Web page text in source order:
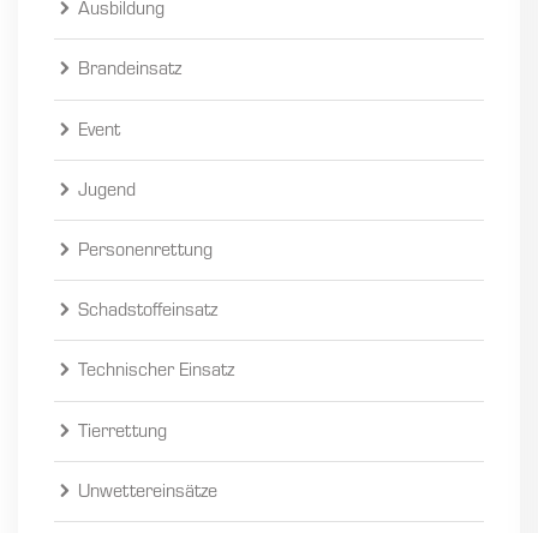
Ausbildung
Brandeinsatz
Event
Jugend
Personenrettung
Schadstoffeinsatz
Technischer Einsatz
Tierrettung
Unwettereinsätze